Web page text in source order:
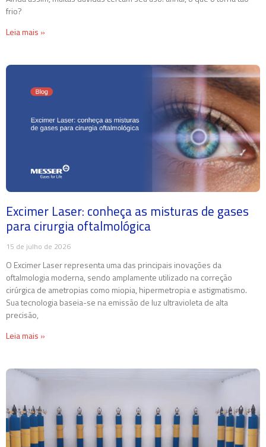
frio?
Leia mais »
Excimer Laser: conheça as misturas de gases
para cirurgia oftalmológica
15 de julho de 2026
O Excimer Laser representa uma das principais inovações da
oftalmologia moderna, sendo amplamente utilizado na correção
cirúrgica de ametropias como miopia, hipermetropia e astigmatismo.
Sua tecnologia baseia-se na emissão de luz ultravioleta de alta
precisão,
Leia mais »